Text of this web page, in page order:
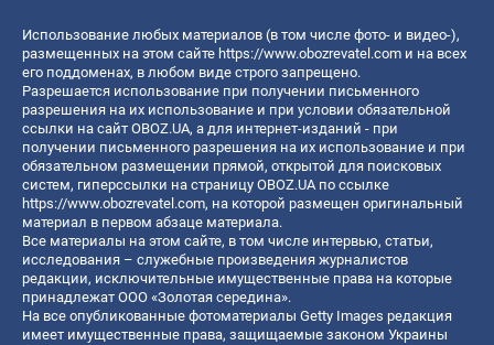
Использование любых материалов (в том числе фото- и видео-),
размещенных на этом сайте https://www.obozrevatel.com и на всех
его поддоменах, в любом виде строго запрещено.
Разрешается использование при получении письменного
разрешения на их использование и при условии обязательной
ссылки на сайт OBOZ.UA, а для интернет-изданий - при
получении письменного разрешения на их использование и при
обязательном размещении прямой, открытой для поисковых
систем, гиперссылки на страницу OBOZ.UA по ссылке
https://www.obozrevatel.com, на которой размещен оригинальный
материал в первом абзаце материала.
Все материалы на этом сайте, в том числе интервью, статьи,
исследования – служебные произведения журналистов
редакции, исключительные имущественные права на которые
принадлежат ООО «Золотая середина».
На все опубликованные фотоматериалы Getty Images редакция
имеет имущественные права, защищаемые законом Украины